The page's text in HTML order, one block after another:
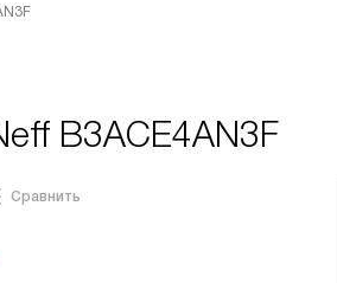
B3ACE4AN3F
Сравнить